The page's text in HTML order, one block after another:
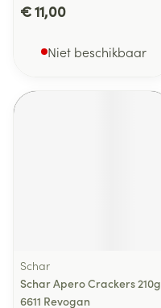
€ 11,00
Niet beschikbaar
Schar
Schar Apero Crackers 210g
6611 Revogan